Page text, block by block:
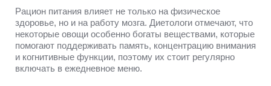
Рацион питания влияет не только на физическое
здоровье, но и на работу мозга. Диетологи отмечают, что
некоторые овощи особенно богаты веществами, которые
помогают поддерживать память, концентрацию внимания
и когнитивные функции, поэтому их стоит регулярно
включать в ежедневное меню.